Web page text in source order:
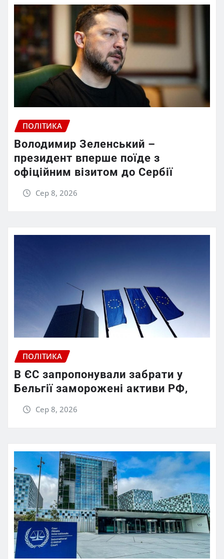
ПОЛІТИКА
Володимир Зеленський –
президент вперше поїде з
офіційним візитом до Сербії
Сер 8, 2026
ПОЛІТИКА
В ЄС запропонували забрати у
Бельгії заморожені активи РФ,
Сер 8, 2026